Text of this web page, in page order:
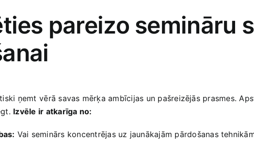
pareizo​ semināru
ņemt⁣ vērā savas mērķa ambīcijas un pašreizējās prasmes.
Izvēle ir atkarīga no:
Vai seminārs koncentrējas uz jaunākajām pārdošanas